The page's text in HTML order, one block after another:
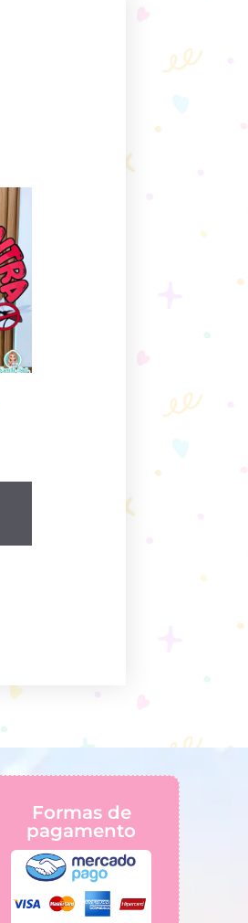
Formas de
pagamento